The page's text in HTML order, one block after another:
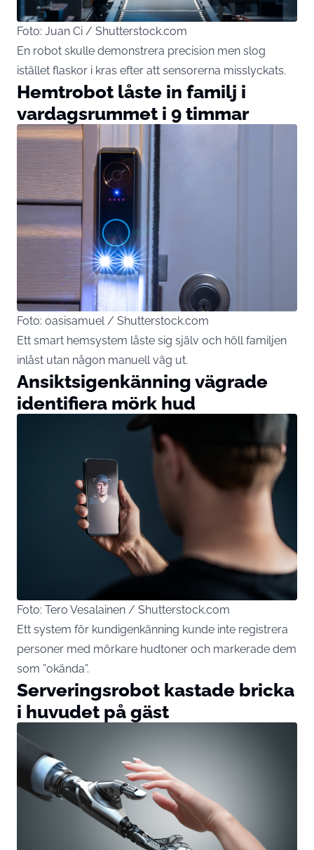
Foto: Juan Ci / Shutterstock.com
En robot skulle demonstrera precision men slog
istället flaskor i kras efter att sensorerna misslyckats.
Hemtrobot låste in familj i
vardagsrummet i 9 timmar
Foto: oasisamuel / Shutterstock.com
Ett smart hemsystem låste sig själv och höll familjen
inlåst utan någon manuell väg ut.
Ansiktsigenkänning vägrade
identifiera mörk hud
Foto: Tero Vesalainen / Shutterstock.com
Ett system för kundigenkänning kunde inte registrera
personer med mörkare hudtoner och markerade dem
som ”okända”.
Serveringsrobot kastade bricka
i huvudet på gäst